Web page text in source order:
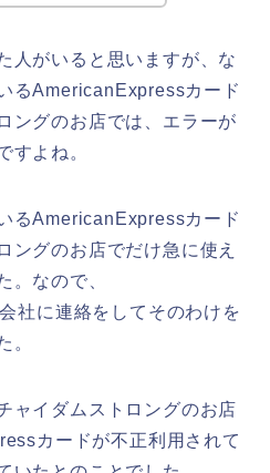
人がいると思いますが、な
るAmericanExpressカード
ングのお店では、エラーが
すよね。
るAmericanExpressカード
ングのお店でだけ急に使え
。なので、
社に連絡をしてそのわけを
。
ャイダムストロングのお店
カードが不正利用されて